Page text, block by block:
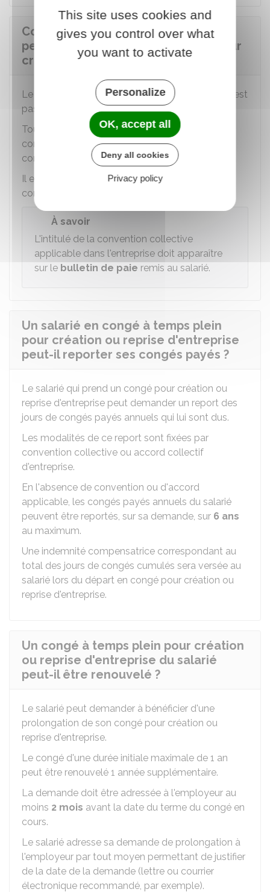
Comment est rémunéré le salarié
pendant un congé à temps plein pour
création ou reprise d'entreprise ?
Le congé pour création ou reprise d'entreprise n'est
pas rémunéré.
Toutefois, des
dispositions conventionnelles
contractuelles ou unusagepeuvent prévoir des
conditions plus favorables.
Il est possible de consulter ou se procurer une
convention collective de
À savoir
L'intitulé de la convention collective
applicable dans l'entreprise doit apparaître
sur le bulletin de paie remis au salarié.
Un salarié en congé à temps plein
pour création ou reprise d'entreprise
peut-il reporter ses congés payés ?
Le salarié qui prend un congé pour création ou
reprise d'entreprise peut demander un report des
jours de congés payés annuels qui lui sont dus.
Les modalités de ce report sont fixées par
convention collective ou accord collectif
d'entreprise.
En l'absence de convention ou d'accord
applicable, les congés payés annuels du salarié
peuvent être reportés, sur sa demande, sur 6 ans
au maximum.
Une indemnité compensatrice correspondant au
total des jours de congés cumulés sera versée au
salarié lors du départ en congé pour création ou
reprise d'entreprise.
Un congé à temps plein pour création
ou reprise d'entreprise du salarié
peut-il être renouvelé ?
Le salarié peut demander à bénéficier d'une
prolongation de son congé pour création ou
reprise d'entreprise.
Le congé d'une durée initiale maximale de 1 an
peut être renouvelé 1 année supplémentaire.
La demande doit être adressée à l'employeur au
moins 2 mois avant la date du terme du congé en
cours.
Le salarié adresse sa demande de prolongation à
l'employeur par tout moyen permettant de justifier
de la date de la demande (lettre ou courrier
électronique recommandé, par exemple).
This site uses cookies and
gives you control over what
you want to activate
Personalize
OK, accept all
Deny all cookies
Privacy policy